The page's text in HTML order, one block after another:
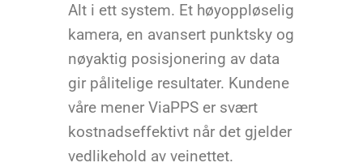
Alt i ett system. Et høyoppløselig
kamera, en avansert punktsky og
nøyaktig posisjonering av data
gir pålitelige resultater. Kundene
våre mener ViaPPS er svært
kostnadseffektivt når det gjelder
vedlikehold av veinettet.